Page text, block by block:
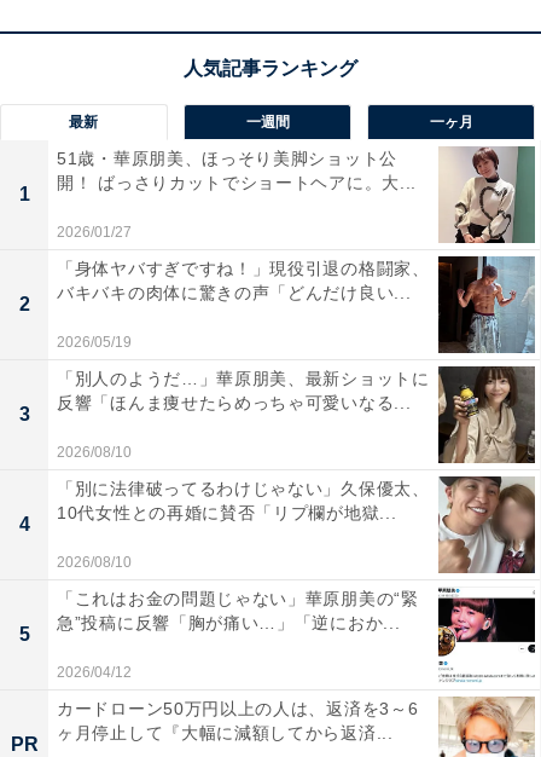
最新 一週間 一ヶ月
1
51歳・華原朋美、ほっそり美脚ショット公
開！ ばっさりカットでショートヘアに。大...
2026/01/27
2
「身体ヤバすぎですね！」現役引退の格闘家、
バキバキの肉体に驚きの声「どんだけ良い...
2026/05/19
3
「別人のようだ…」華原朋美、最新ショットに
反響「ほんま痩せたらめっちゃ可愛いなる...
2026/08/10
4
「別に法律破ってるわけじゃない」久保優太、
10代女性との再婚に賛否「リプ欄が地獄...
2026/08/10
5
「これはお金の問題じゃない」華原朋美の“緊
急”投稿に反響「胸が痛い…」「逆におか...
2026/04/12
PR
カードローン50万円以上の人は、返済を3～6
ヶ月停止して『大幅に減額してから返済...